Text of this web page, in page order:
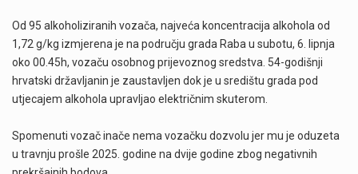
Od 95 alkoholiziranih vozača, najveća koncentracija alkohola od
1,72 g/kg izmjerena je na području grada Raba u subotu, 6. lipnja
oko 00.45h, vozaču osobnog prijevoznog sredstva. 54-godišnji
hrvatski državljanin je zaustavljen dok je u središtu grada pod
utjecajem alkohola upravljao električnim skuterom.
Spomenuti vozač inače nema vozačku dozvolu jer mu je oduzeta
u travnju prošle 2025. godine na dvije godine zbog negativnih